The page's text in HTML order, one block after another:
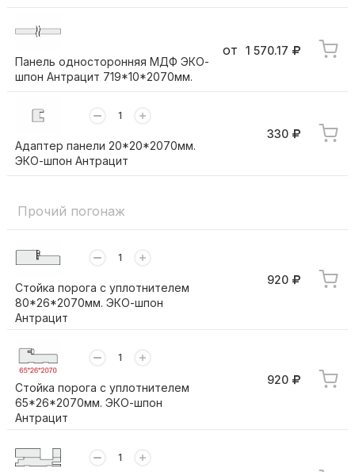
Панель односторонняя МДФ ЭКО-
шпон Антрацит 719*10*2070мм.
от 1 570.17
Адаптер панели 20*20*2070мм.
ЭКО-шпон Антрацит
330
Прочий погонаж
Стойка порога с уплотнителем
80*26*2070мм. ЭКО-шпон
Антрацит
920
Стойка порога с уплотнителем
65*26*2070мм. ЭКО-шпон
Антрацит
920